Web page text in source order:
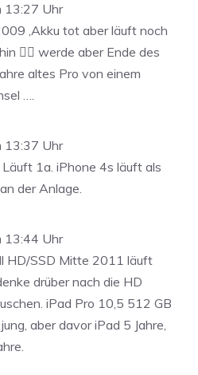
13:27 Uhr
,Akku tot aber läuft noch
👍🏻 werde aber Ende des
altes Pro von einem
….
13:37 Uhr
1a. iPhone 4s läuft als
der Anlage.
13:44 Uhr
HD/SSD Mitte 2011 läuft
drüber nach die HD
iPad Pro 10,5 512 GB
aber davor iPad 5 Jahre,